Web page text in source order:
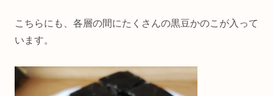
こちらにも、各層の間にたくさんの黒豆かのこが入って
います。